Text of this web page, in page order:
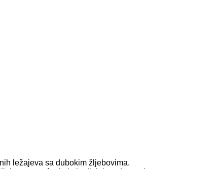
ležajeva sa dubokim žljebovima.